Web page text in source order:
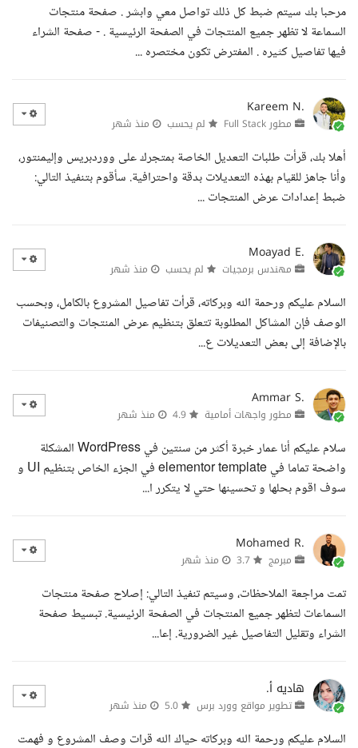
مرحبا بك سيتم ضبط كل ذلك تواصل معي وابشر . صفحة منتجات
السماعة لا تظهر جميع المنتجات في الصفحة الرئيسية . - صفحة الشراء
فيها تفاصيل كثيره . المفترض تكون مختصره ...
Kareem N.
مطور Full Stack لم يحسب منذ شهر
أهلا بك، قرأت طلبات التعديل الخاصة بمتجرك على ووردبريس وإليمنتور،
وأنا جاهز للقيام بهذه التعديلات بدقة واحترافية. سأقوم بتنفيذ التالي:
ضبط إعدادات عرض المنتجات ...
Moayad E.
مهندس برمجيات لم يحسب منذ شهر
السلام عليكم ورحمة الله وبركاته، قرأت تفاصيل المشروع بالكامل، وبحسب
الوصف فإن المشاكل المطلوبة تتعلق بتنظيم عرض المنتجات والتصنيفات
بالإضافة إلى بعض التعديلات ع...
Ammar S.
مطور واجهات أمامية منذ شهر
سلام عليكم أنا عمار خبرة أكثر من سنتين في WordPress المشكلة
واضحة تماما في elementor template في الجزء الخاص بتنظيم UI و
سوف اقوم بحلها و تحسينها حتي لا يتكرر ا...
Mohamed R.
مبرمج منذ شهر
تمت مراجعة الملاحظات، وسيتم تنفيذ التالي: إصلاح صفحة منتجات
السماعات لتظهر جميع المنتجات في الصفحة الرئيسية. تبسيط صفحة
الشراء وتقليل التفاصيل غير الضرورية. إعا...
هاديه أ.
تطوير مواقع وورد برس منذ شهر
السلام عليكم ورحمة الله وبركاته حياك الله قرات وصف المشروع و فهمت